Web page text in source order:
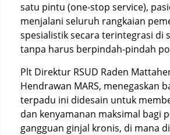
satu pintu (one-stop service),
menjalani seluruh rangkaian
spesialistik secara terintegrasi di
tanpa harus berpindah-pindah
Plt Direktur RSUD Raden
Hendrawan MARS, menegaskan
terpadu ini didesain untuk
dan kenyamanan maksimal bagi
gangguan ginjal kronis, di mana